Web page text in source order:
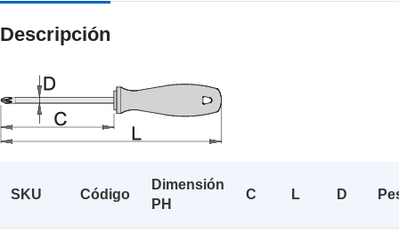
Descripción
SKU Código
Dimensión
PH
C L D